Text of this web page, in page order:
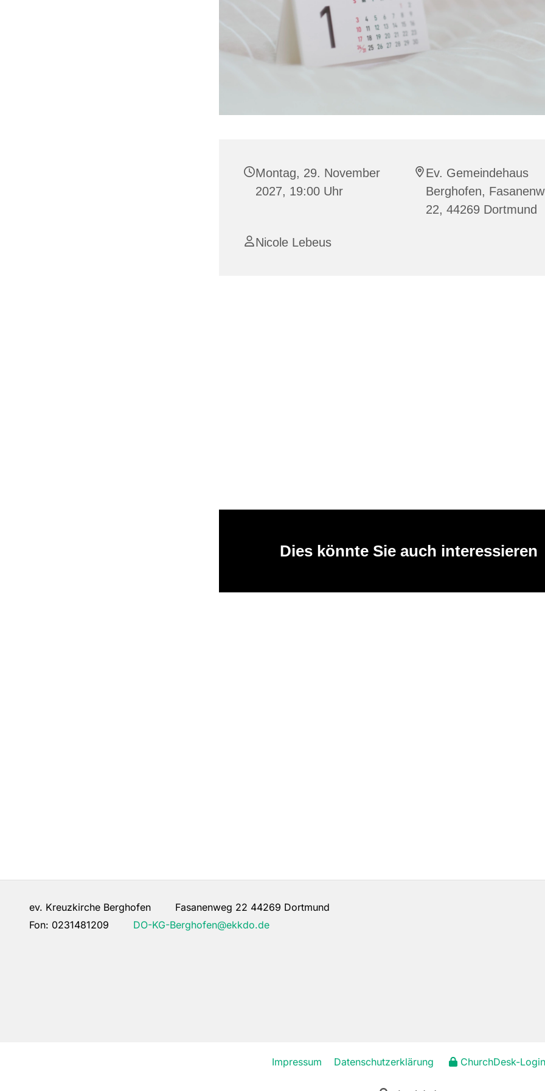
Montag, 29. November
2027, 19:00 Uhr
Ev. Gemeindehaus
Berghofen,
22, 44269 Dortmund
Nicole Lebeus
Dies könnte Sie auch interessieren
ev. Kreuzkirche Berghofen Fasanenweg 22 44269 Dortmund
Fon: 0231481209 DO-KG-Berghofen@ekkdo.de
Impressum Datenschutzerklärung ChurchDesk-Login